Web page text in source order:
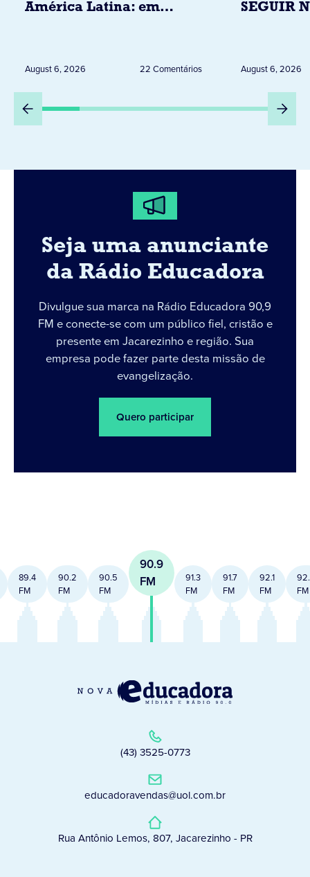
América Latina: em
Peru
August 6, 2026 22 Comentários
SEGUIR
DESTA
August 6, 2026
Seja uma anunciante
da Rádio Educadora
Divulgue sua marca na Rádio Educadora 90,9
FM e conecte-se com um público fiel, cristão e
presente em Jacarezinho e região. Sua
empresa pode fazer parte desta missão de
evangelização.
Quero participar
89.4
FM
90.2
FM
90.5
FM
90.9
FM
91.3
FM
91.7
FM
92.1
FM
FM
(43) 3525-0773
educadoravendas@uol.com.br
Rua Antônio Lemos, 807, Jacarezinho - PR